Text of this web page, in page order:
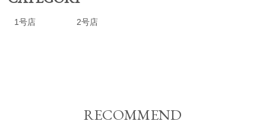
1号店 2号店
RECOMMEND